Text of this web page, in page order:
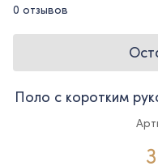
0 отзывов
Поло с коротким